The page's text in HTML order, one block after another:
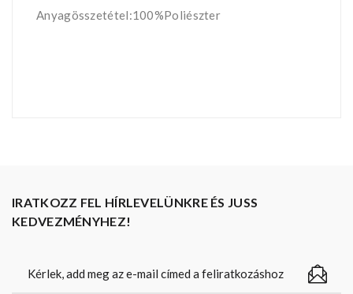
Anyagösszetétel:100%Poliészter
IRATKOZZ FEL HÍRLEVELÜNKRE ÉS JUSS
KEDVEZMÉNYHEZ!